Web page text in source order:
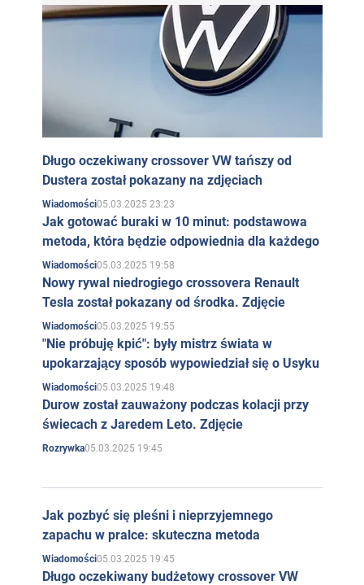
Długo oczekiwany crossover VW tańszy od
Dustera został pokazany na zdjęciach
Wiadomości05.03.2025 23:23
Jak gotować buraki w 10 minut: podstawowa
metoda, która będzie odpowiednia dla każdego
Wiadomości05.03.2025 19:58
Nowy rywal niedrogiego crossovera Renault
Tesla został pokazany od środka. Zdjęcie
Wiadomości05.03.2025 19:55
"Nie próbuję kpić": były mistrz świata w
upokarzający sposób wypowiedział się o Usyku
Wiadomości05.03.2025 19:48
Durow został zauważony podczas kolacji przy
świecach z Jaredem Leto. Zdjęcie
Rozrywka05.03.2025 19:45
Jak pozbyć się pleśni i nieprzyjemnego
zapachu w pralce: skuteczna metoda
Wiadomości05.03.2025 19:45
Długo oczekiwany budżetowy crossover VW